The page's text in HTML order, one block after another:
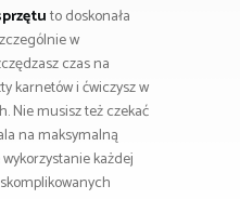
to doskonała
w
czas na
karnetów i ćwiczysz w
Nie musisz też czekać
na maksymalną
każdej